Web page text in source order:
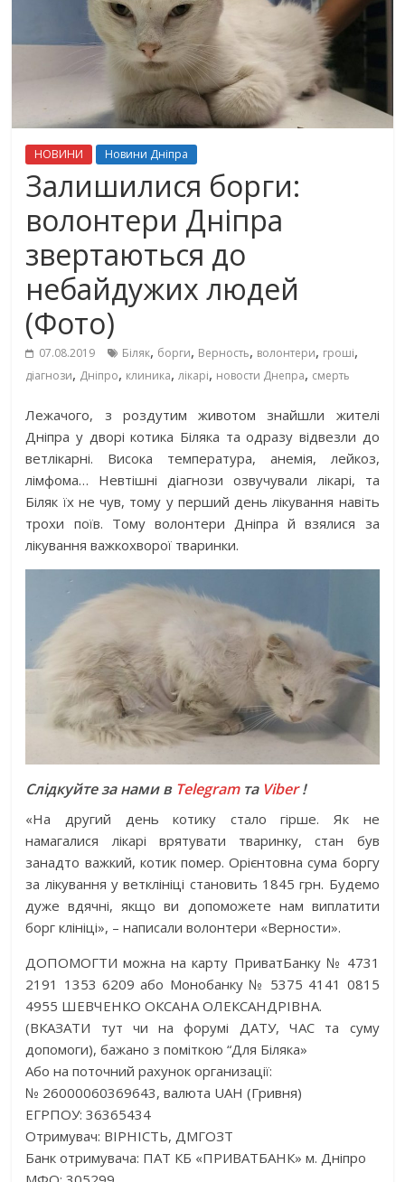
НОВИНИ Новини Дніпра
Залишилися борги:
волонтери Дніпра
звертаються до
небайдужих людей
(Фото)
07.08.2019 Біляк, борги, Верность, волонтери, гроші,
діагнози, Дніпро, клиника,лікарі, новости Днепра, смерть
Лежачого, з роздутим животом знайшли жителі
Дніпра у дворі котика Біляка та одразу відвезли до
ветлікарні. Висока температура, анемія, лейкоз,
лімфома… Невтішні діагнози озвучували лікарі, та
Біляк їх не чув, тому у перший день лікування навіть
трохи поїв. Тому волонтери Дніпра й взялися за
лікування важкохворої тваринки.
Слідкуйте за нами в Telegramта Viber!
«На другий день котику стало гірше. Як не
намагалися лікарі врятувати тваринку, стан був
занадто важкий, котик помер. Орієнтовна сума боргу
за лікування у ветклініці становить 1845 грн. Будемо
дуже вдячні, якщо ви допоможете нам виплатити
борг клініці», – написали волонтери «Верности».
ДОПОМОГТИ можна на карту ПриватБанку № 4731
2191 1353 6209 або Монобанку № 5375 4141 0815
4955 ШЕВЧЕНКО ОКСАНА ОЛЕКСАНДРІВНА.
(ВКАЗАТИ тут чи на форумі ДАТУ, ЧАС та суму
допомоги), бажано з поміткою “Для Біляка»
Або на поточний рахунок организації:
№ 26000060369643, валюта UAH (Гривня)
ЕГРПОУ: 36365434
Отримувач: ВIРНIСТЬ, ДМГОЗТ
Банк отримувача: ПАТ КБ «ПРИВАТБАНК» м. Дніпро